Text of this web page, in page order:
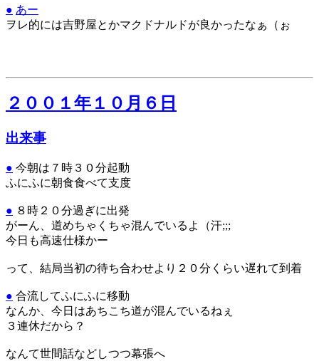
● あー
ヲレ的には吉野屋とかマクドナルドが良かったなぁ（ぉ
２００１年１０月６日
出来事
● 今朝は７時３０分起動
ふにふに朝食食べて支度
● ８時２０分過ぎに出発
がーん、道めちゃくちゃ混んでいるよ（汗;;;
今日も高速仕様かー
って、結局当初の待ち合わせより２０分くらい遅れて到着
● 合流してふにふに移動
なんか、今日はあちこち道が混んでいるねぇ
３連休だから？
なんて世間話などしつつ幕張へ